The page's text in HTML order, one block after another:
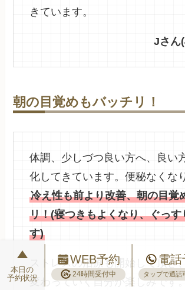
きています。
Jさん
朝の目覚めもバッチリ！
体調、少しづつ良い方へ、良い
化してきています。便秘なくな
冷え性も前より改善、朝の目覚
リ！(寝つきもよくなり、ぐっす
す)
ストレスの治療も開始して頂き
変わっていく自分が楽しみです
本日の
予約状況
WEB予約
24時間受付中
電話
タップで通話